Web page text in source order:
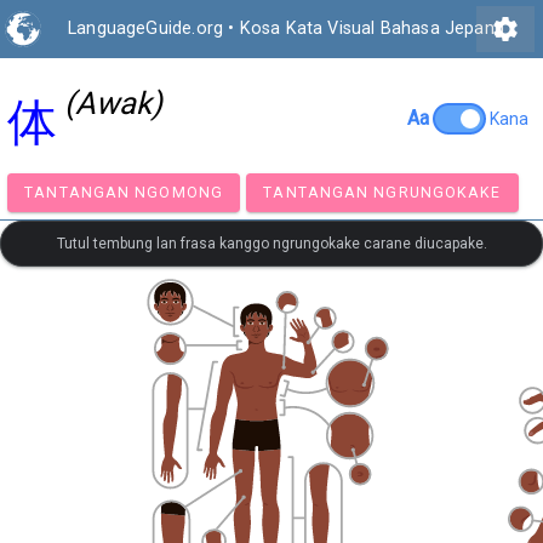
LanguageGuide.org • Kosa Kata Visual Bahasa Jepangsettings
体 (Awak) Aa Kana
TANTANGAN NGOMONG TANTANGAN
Tutul tembung lan frasa kanggo ngrungokake carane diucapake.